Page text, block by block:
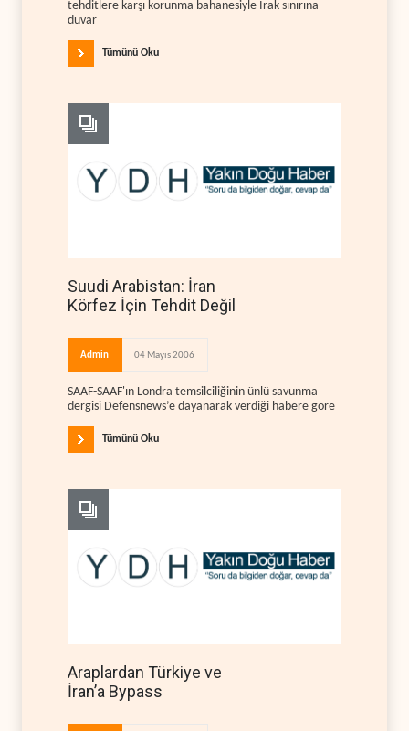
tehditlere karşı korunma bahanesiyle Irak sınırına
duvar
Tümünü Oku
Suudi Arabistan: İran
Körfez İçin Tehdit Değil
Admin 04 Mayıs 2006
SAAF-SAAF'ın Londra temsilciliğinin ünlü savunma
dergisi Defensnews’e dayanarak verdiği habere göre
Tümünü Oku
Araplardan Türkiye ve
İran’a Bypass